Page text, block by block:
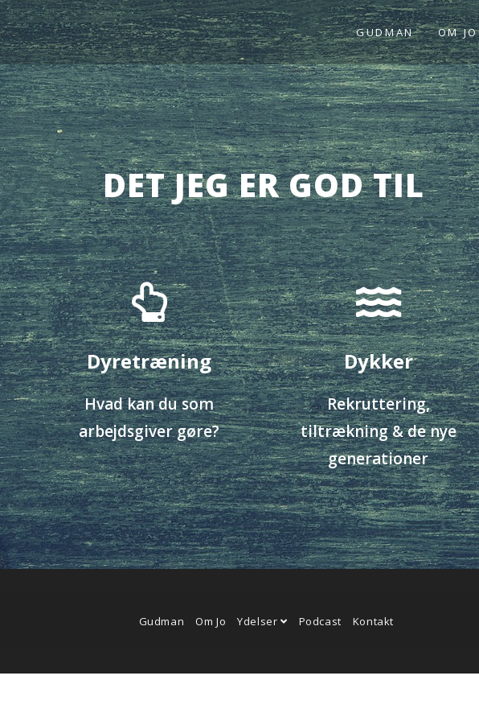
GUDMAN OM JO
DET JEG ER GOD TIL
Dyretræning
Hvad kan du som
arbejdsgiver gøre?
Dykker
Rekruttering,
tiltrækning & de nye
generationer
Gudman Om Jo Ydelser Podcast Kontakt